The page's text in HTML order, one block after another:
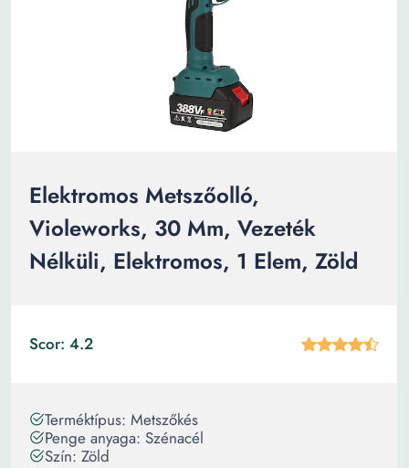
Elektromos Metszőolló,
Violeworks, 30 Mm, Vezeték
Nélküli, Elektromos, 1 Elem, Zöld
Scor: 4.2
Terméktípus: Metszőkés
Penge anyaga: Szénacél
Szín: Zöld